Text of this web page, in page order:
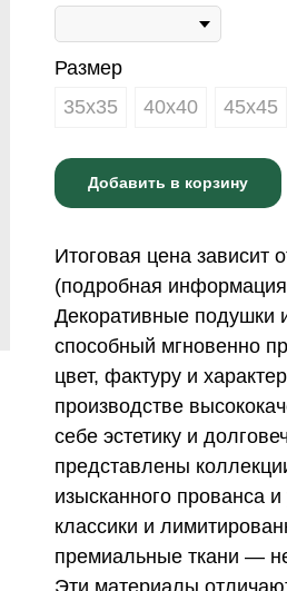
Размер
35х35
40х40 45х45
Добавить в корзину
Итоговая цена зависит
(подробная
Декоративные подушки
способный мгновенно
цвет, фактуру и
производстве
себе эстетику и
представлены
изысканного прованса
классики и
премиальные ткани —
Эти материалы